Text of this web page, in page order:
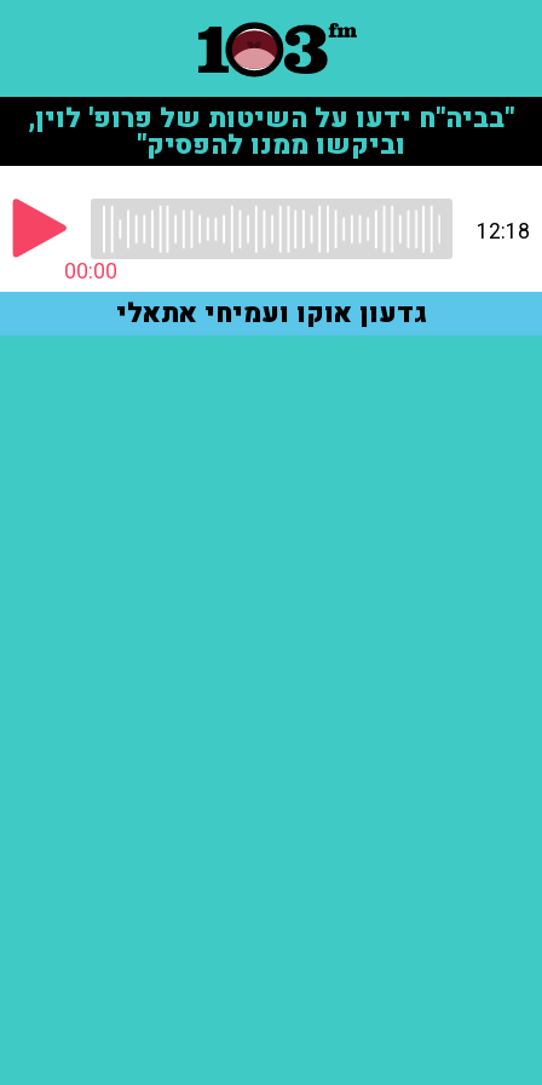
"בביה"ח ידעו על השיטות של פרופ' לוין,
וביקשו ממנו להפסיק"
00:00
12:18
גדעון אוקו ועמיחי אתאלי